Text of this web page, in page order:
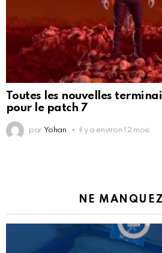
Toutes les nouvelles
pour le patch 7
par Yohan il y a environ 12 mois
NE